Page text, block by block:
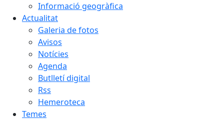
Informació geogràfica
Actualitat
Galeria de fotos
Avisos
Notícies
Agenda
Butlletí digital
Rss
Hemeroteca
Temes